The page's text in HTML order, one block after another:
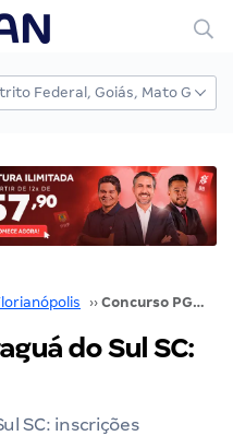
›› Concurso PGM Jaraguá do Sul SC: inicial R$ 8,4 mil!
do Sul SC:
SC: inscrições